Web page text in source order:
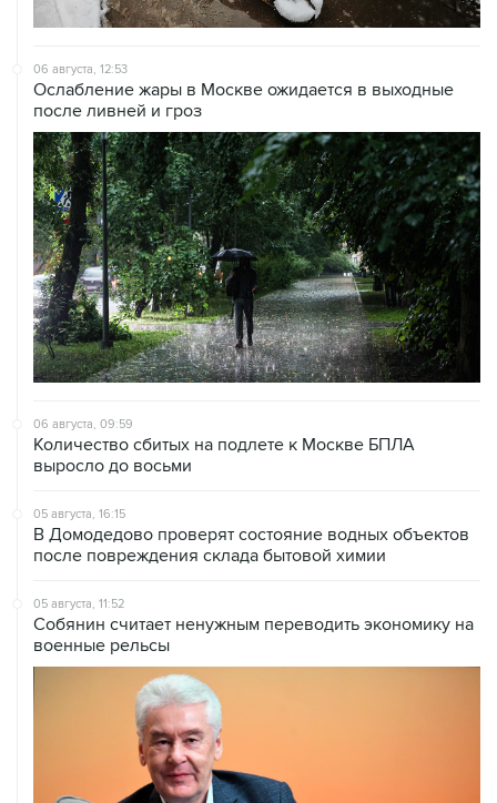
06 августа, 12:53
Ослабление жары в Москве ожидается в выходные
после ливней и гроз
06 августа, 09:59
Количество сбитых на подлете к Москве БПЛА
выросло до восьми
05 августа, 16:15
В Домодедово проверят состояние водных объектов
после повреждения склада бытовой химии
05 августа, 11:52
Собянин считает ненужным переводить экономику на
военные рельсы